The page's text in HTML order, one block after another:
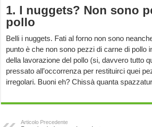
1. I nuggets? Non sono
pollo
Belli i nuggets. Fati al forno non sono
punto è che non sono pezzi di carne di pollo
della lavorazione del pollo (si, davvero tutto
pressato all’occorrenza per restituirci quei
irregolari. Buoni eh? Chissà quanta
Articolo Precedente